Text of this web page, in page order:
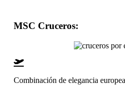
MSC Cruceros:
Combinación de elegancia